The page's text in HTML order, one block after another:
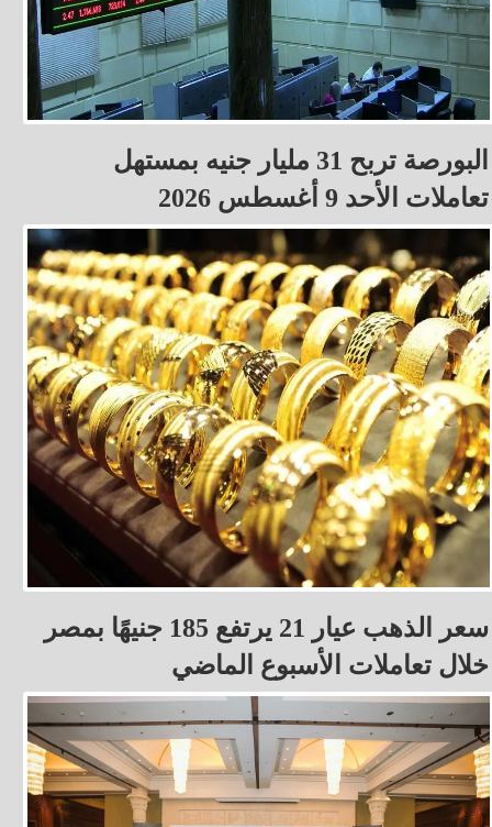
البورصة تربح 31 مليار جنيه بمستهل
تعاملات الأحد 9 أغسطس 2026
سعر الذهب عيار 21 يرتفع 185 جنيهًا بمصر
خلال تعاملات الأسبوع الماضي